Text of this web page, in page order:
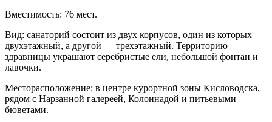
Вместимость: 76 мест.
Вид: санаторий состоит из двух корпусов, один из которых
двухэтажный, а другой — трехэтажный. Территорию
здравницы украшают серебристые ели, небольшой фонтан и
лавочки.
Месторасположение: в центре курортной зоны Кисловодска,
рядом с Нарзанной галереей, Колоннадой и питьевыми
бюветами.